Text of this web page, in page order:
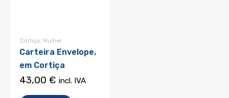
Cortiça, Mulher
Carteira Envelope,
em Cortiça
43,00 € incl. IVA